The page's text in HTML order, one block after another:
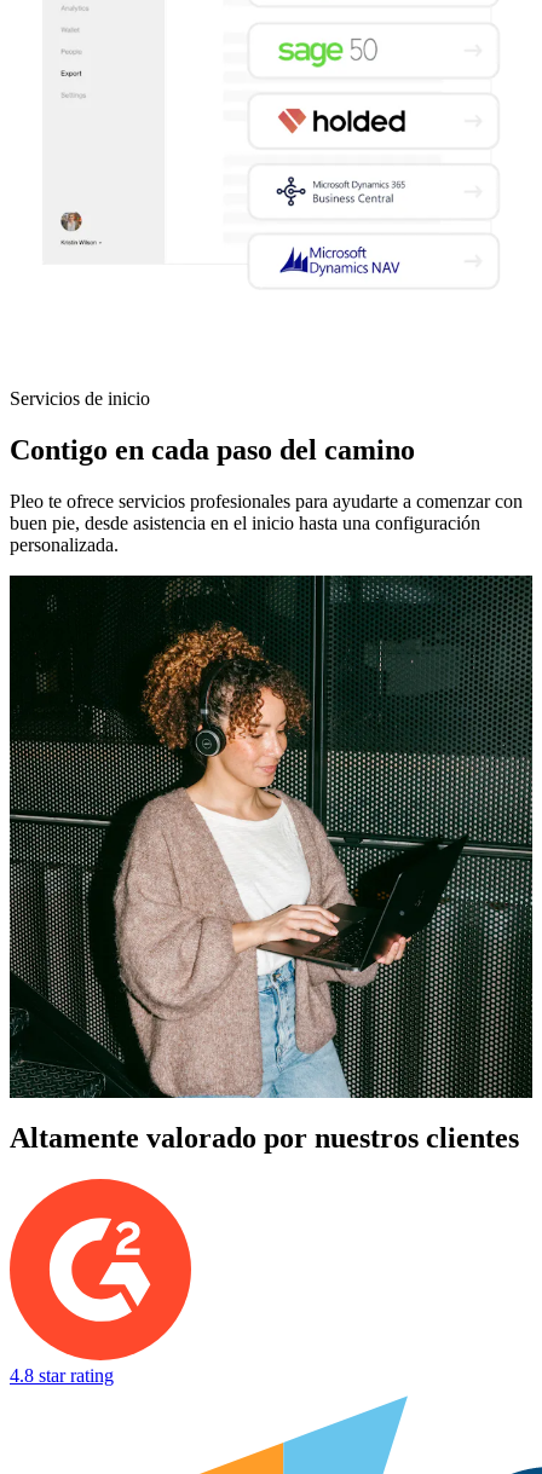
Servicios de inicio
Contigo en cada paso del camino
Pleo te ofrece servicios profesionales para ayudarte a comenzar con
buen pie, desde asistencia en el inicio hasta una configuración
personalizada.
Altamente valorado por nuestros clientes
4.8 star rating